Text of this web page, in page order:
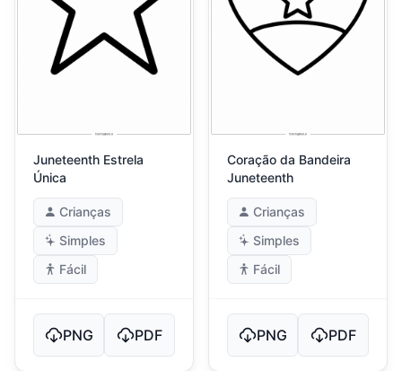
Juneteenth Estrela
Única
Crianças
Simples
Fácil
PNG PDF
Coração da Bandeira
Juneteenth
Crianças
Simples
Fácil
PNG PDF